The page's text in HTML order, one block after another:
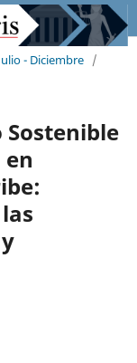
- Diciembre /